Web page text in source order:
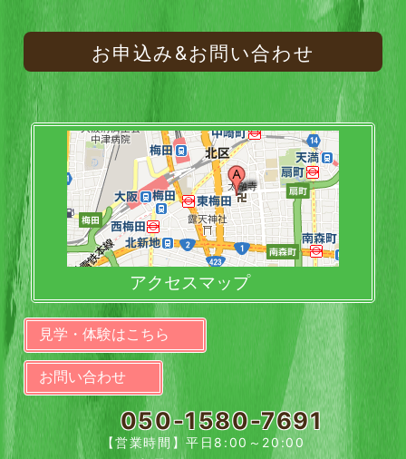
お申込み&お問い合わせ
アクセスマップ
見学・体験はこちら
お問い合わせ
050-1580-7691
【営業時間】平日8:00～20:00